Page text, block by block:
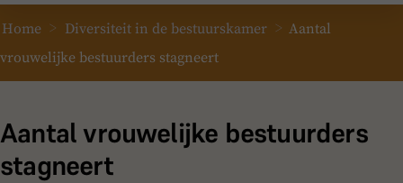
Home > Diversiteit in de bestuurskamer > Aantal
vrouwelijke bestuurders stagneert
Aantal vrouwelijke bestuurders
stagneert